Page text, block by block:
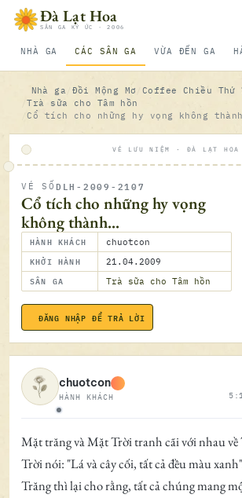
Bỏ qua nội dungĐà Lạt Hoa
SÂN GA KÝ ỨC · 2006
NHÀ GA CÁC SÂN GA VỪA ĐẾN GA
Nhà ga Đồi Mộng Mơ
Coffee Chiều Thứ
Trà sữa cho Tâm hồn
Cổ tích cho những hy vọng không
VÉ LƯU NIỆM · ĐÀ LẠT HOA
VÉ SỐ DLH-2009-2107
Cổ tích cho những hy vọng
không thành...
HÀNH KHÁCH chuotcon
KHỞI HÀNH 21.04.2009
SÂN GA Trà sữa cho Tâm hồn
ĐĂNG NHẬP ĐỂ TRẢ LỜI
Ngoại tuyến
chuotcon
HÀNH KHÁCH
Mặt trăng và Mặt Trời tranh cãi với nhau
Trời nói: "Lá và cây cối, tất cả đều màu
Trăng thì lại cho rằng, tất cả chúng mang